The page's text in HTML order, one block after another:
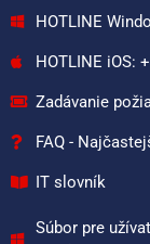
HOTLINE
HOTLINE iOS:
Zadávanie
FAQ -
IT slovník
Súbor pre